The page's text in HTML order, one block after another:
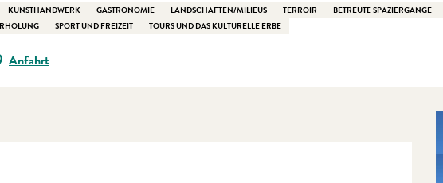
KUNSTHANDWERK GASTRONOMIE LANDSCHAFTEN/MILIEUS TERROIR BETREUTE SPAZIERGÄNGE
SPORT UND FREIZEIT TOURS UND DAS KULTURELLE ERBE
Anfahrt